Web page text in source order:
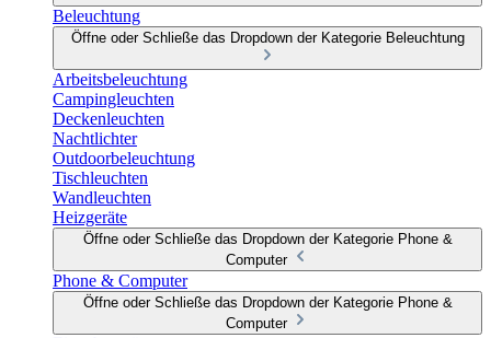
Beleuchtung
Öffne oder Schließe das Dropdown der Kategorie Beleuchtung
Arbeitsbeleuchtung
Campingleuchten
Deckenleuchten
Nachtlichter
Outdoorbeleuchtung
Tischleuchten
Wandleuchten
Heizgeräte
Öffne oder Schließe das Dropdown der Kategorie Phone &
Computer
Phone & Computer
Öffne oder Schließe das Dropdown der Kategorie Phone &
Computer